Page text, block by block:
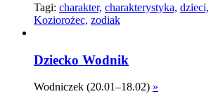
Tagi: charakter, charakterystyka, dzieci,
Koziorożec, zodiak
Dziecko Wodnik
Wodniczek (20.01–18.02) »